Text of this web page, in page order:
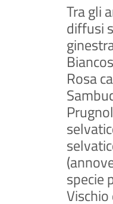
Tra gli
diffusi
Rosa
specie